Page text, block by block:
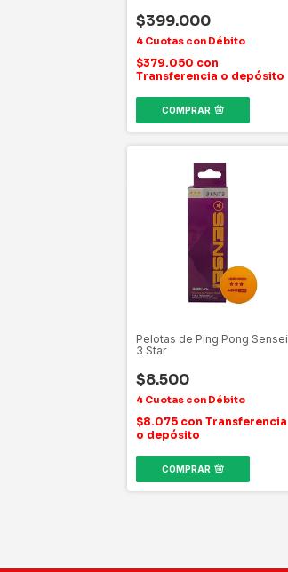
$399.000
$379.050 con
Transferencia o depósito
COMPRAR
Pelotas de Ping Pong Sensei
3 Star
$8.500
$8.075 con Transferencia
o depósito
COMPRAR